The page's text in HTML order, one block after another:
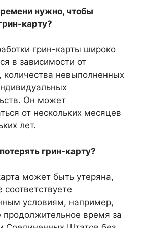
нужно, чтобы
карту?
грин-карты широко
в зависимости от
количества невыполненных
Он может
от нескольких месяцев
лет.
грин-карту?
может быть утеряна,
соответствуете
условиям, например,
продолжительное время за